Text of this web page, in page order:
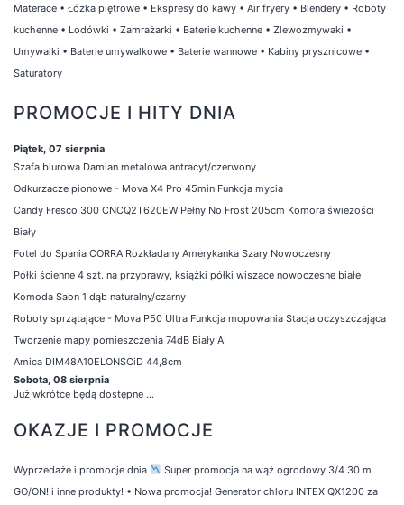
Materace • Łóżka piętrowe • Ekspresy do kawy • Air fryery • Blendery • Roboty
kuchenne • Lodówki • Zamrażarki • Baterie kuchenne • Zlewozmywaki •
Umywalki • Baterie umywalkowe • Baterie wannowe • Kabiny prysznicowe •
Saturatory
PROMOCJE I HITY DNIA
Piątek, 07 sierpnia
Szafa biurowa Damian metalowa antracyt/czerwony
Odkurzacze pionowe - Mova X4 Pro 45min Funkcja mycia
Candy Fresco 300 CNCQ2T620EW Pełny No Frost 205cm Komora świeżości
Biały
Fotel do Spania CORRA Rozkładany Amerykanka Szary Nowoczesny
Półki ścienne 4 szt. na przyprawy, książki półki wiszące nowoczesne białe
Komoda Saon 1 dąb naturalny/czarny
Roboty sprzątające - Mova P50 Ultra Funkcja mopowania Stacja oczyszczająca
Tworzenie mapy pomieszczenia 74dB Biały AI
Amica DIM48A10ELONSCiD 44,8cm
Sobota, 08 sierpnia
Już wkrótce będą dostępne ...
OKAZJE I PROMOCJE
Wyprzedaże i promocje dnia
Super promocja na wąż ogrodowy 3/4 30 m
GO/ON! i inne produkty! • Nowa promocja! Generator chloru INTEX QX1200 za